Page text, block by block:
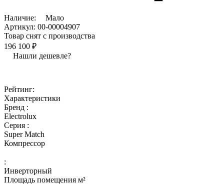
Наличие:
Мало
Артикул: 00-00004907
Товар снят с производства
196 100 ₽
Нашли дешевле?
Рейтинг:
Характеристики
Бренд :
Electrolux
Серия :
Super Match
Компрессор
:
Инверторный
Площадь помещения м²